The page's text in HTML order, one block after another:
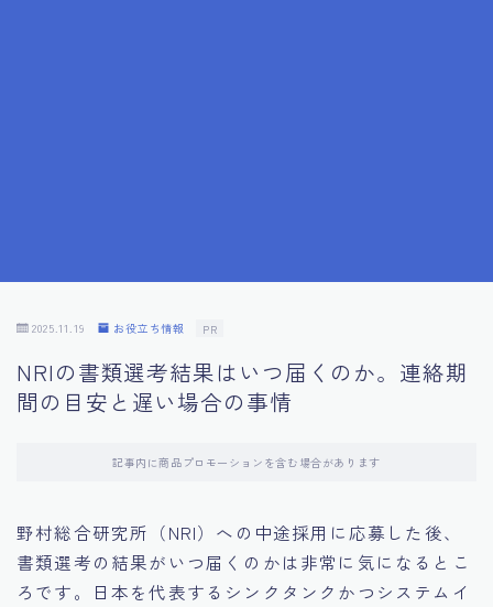
10.面接官に好印象を与える方法
11.キャリアアップを目指す人の応募書類
14.デジタル化やAIの進化がもたらす影響
2025.11.19 お役立ち情報 PR
NRIの書類選考結果はいつ届くのか。連絡期
間の目安と遅い場合の事情
記事内に商品プロモーションを含む場合があります
野村総合研究所（NRI）への中途採用に応募した後、
書類選考の結果がいつ届くのかは非常に気になるとこ
ろです。日本を代表するシンクタンクかつシステムイ